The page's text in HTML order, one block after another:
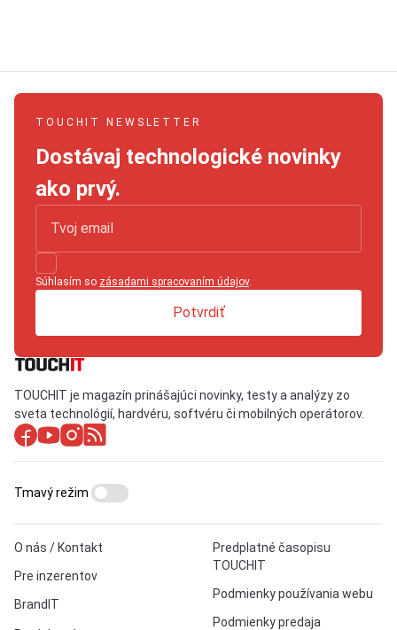
TOUCHIT NEWSLETTER
Dostávaj technologické novinky
ako prvý.
Súhlasím so zásadami spracovaním údajov.
Potvrdiť
TOUCHIT je magazín prinášajúci novinky, testy a analýzy zo
sveta technológií, hardvéru, softvéru či mobilných operátorov.
O nás / Kontakt
Pre inzerentov
BrandIT
Predplatné časopisu
TOUCHIT
Podmienky používania webu
Podmienky predaja
Tmavý režim